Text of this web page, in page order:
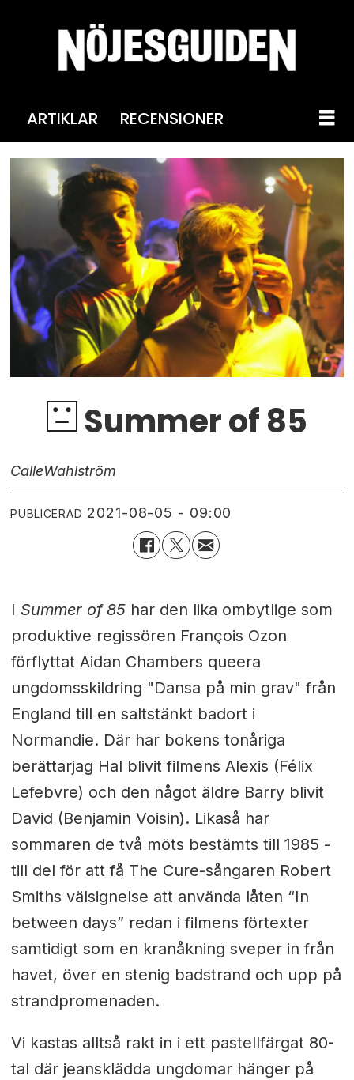
ARTIKLAR RECENSIONER
Summer of 85
CalleWahlström
PUBLICERAD 2021-08-05 - 09:00
I Summer of 85har den lika ombytlige som
produktive regissören François Ozon
förflyttat Aidan Chambers queera
ungdomsskildring "Dansa på min grav" från
England till en saltstänkt badort i
Normandie. Där har bokens tonåriga
berättarjag Hal blivit filmens Alexis (Félix
Lefebvre) och den något äldre Barry blivit
David (Benjamin Voisin). Likaså har
sommaren de två möts bestämts till 1985 -
till del för att få The Cure-sångaren Robert
Smiths välsignelse att använda låten “In
between days” redan i filmens förtexter
samtidigt som en kranåkning sveper in från
havet, över en stenig badstrand och upp på
strandpromenaden.
Vi kastas alltså rakt in i ett pastellfärgat 80-
tal där jeansklädda ungdomar hänger på